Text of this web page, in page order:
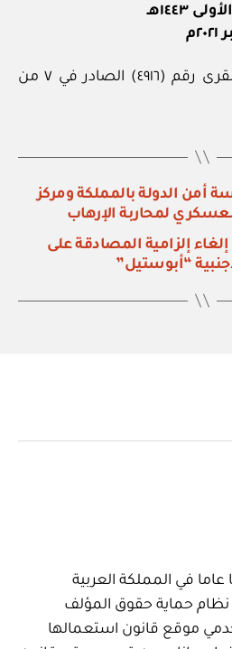
نشر في عدد جريدة أم القرى رقم (٤٩١٦) الصادر في ٧ من
أمن الدولة بالمملكة ومركز
لمحاربة الإرهاب
إلزامية المصادقة على
“أبوستيل”
في المملكة العربية
حماية حقوق المؤلف
موقع قانون استعمالها